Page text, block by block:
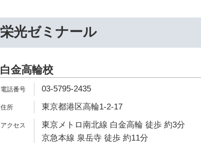
栄光ゼミナール
白金高輪校
03-5795-2435
東京都港区高輪1-2-17
東京メトロ南北線 白金高輪 徒歩 約3分
京急本線 泉岳寺 徒歩 約11分